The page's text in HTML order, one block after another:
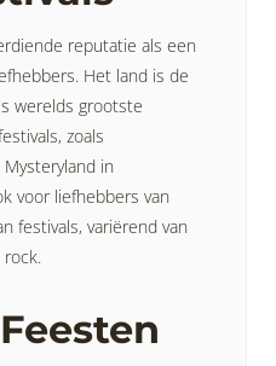
reputatie als een
Het land is de
werelds grootste
zoals
in
voor liefhebbers van
festivals, variërend van
rock.